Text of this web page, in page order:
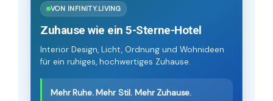
VON INFINITY.LIVING
Zuhause wie ein 5-Sterne-Hotel
Interior Design, Licht, Ordnung und Wohnideen
für ein ruhiges, hochwertiges Zuhause.
Mehr Ruhe. Mehr Stil. Mehr Zuhause.